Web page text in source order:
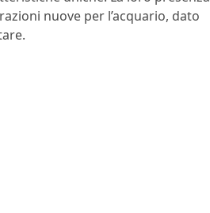
nuove per l’acquario, dato